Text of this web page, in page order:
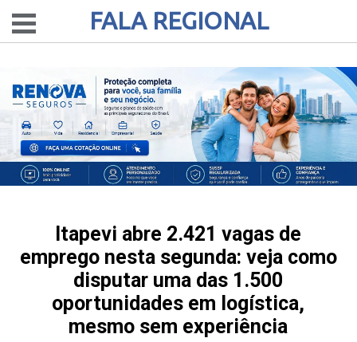
FALA REGIONAL
Itapevi abre 2.421 vagas de
emprego nesta segunda: veja como
disputar uma das 1.500
oportunidades em logística,
mesmo sem experiência